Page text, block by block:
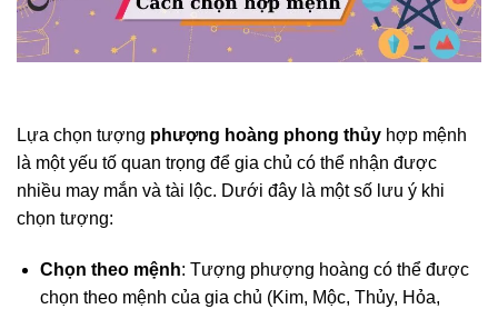
Lựa chọn tượng phượng hoàng phong thủy hợp mệnh
là một yếu tố quan trọng để gia chủ có thể nhận được
nhiều may mắn và tài lộc. Dưới đây là một số lưu ý khi
chọn tượng:
Chọn theo mệnh: Tượng phượng hoàng có thể được
chọn theo mệnh của gia chủ (Kim, Mộc, Thủy, Hỏa,